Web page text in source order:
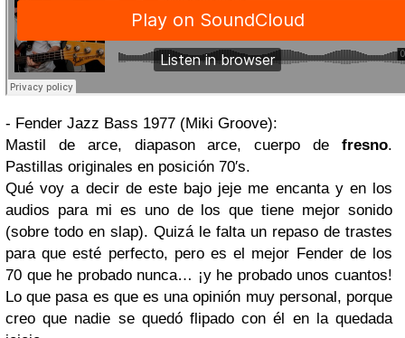
- Fender Jazz Bass 1977 (Miki Groove):
Mastil de arce, diapason arce, cuerpo de fresno.
Pastillas originales en posición 70′s.
Qué voy a decir de este bajo jeje me encanta y en los
audios para mi es uno de los que tiene mejor sonido
(sobre todo en slap). Quizá le falta un repaso de trastes
para que esté perfecto, pero es el mejor Fender de los
70 que he probado nunca… ¡y he probado unos cuantos!
Lo que pasa es que es una opinión muy personal, porque
creo que nadie se quedó flipado con él en la quedada